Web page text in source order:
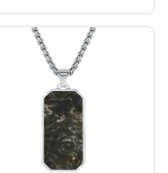
размером,
изготовленный из
аэрокосмического
материала с
уникальными
мраморными
узорами